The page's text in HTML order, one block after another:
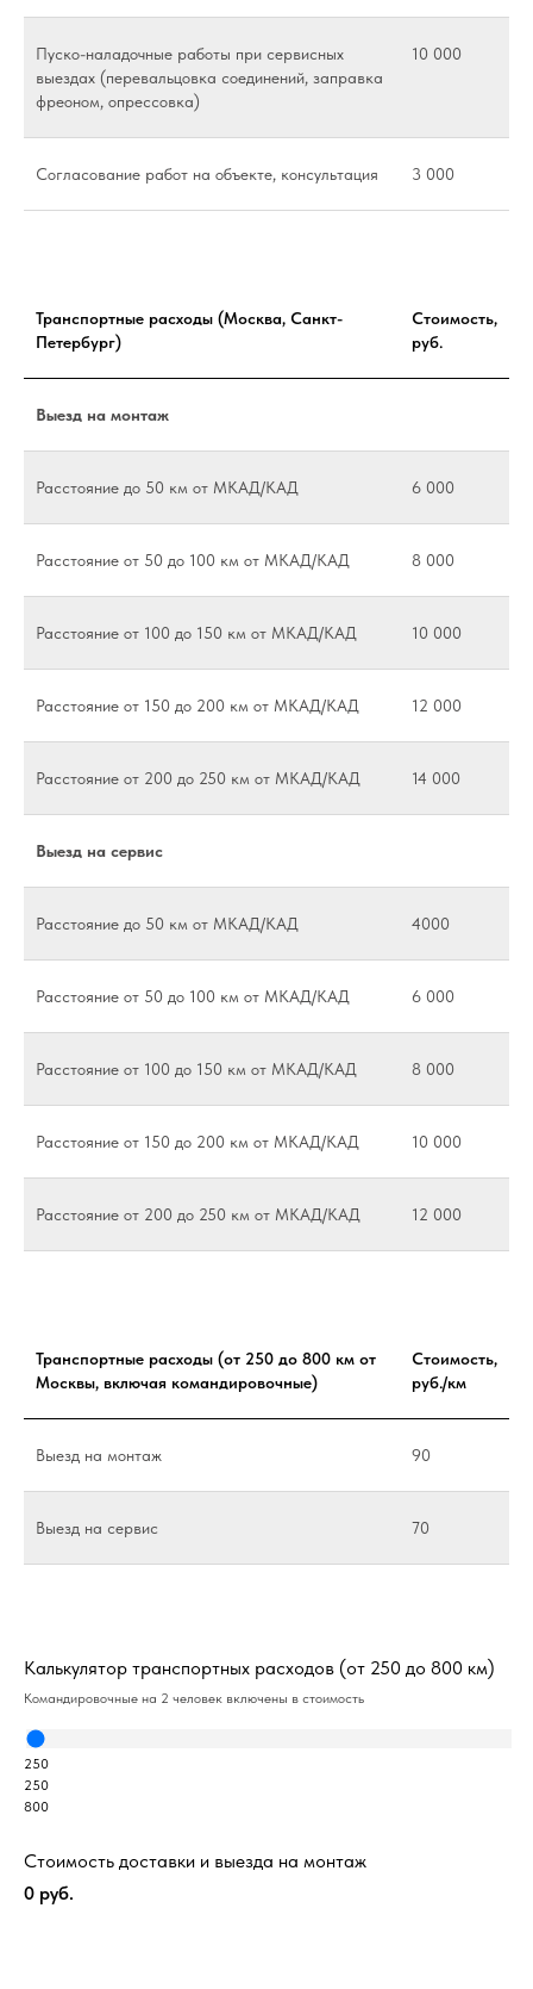
Пуско-наладочные работы при сервисных
выездах (перевальцовка соединений, заправка
фреоном, опрессовка)
10 000
Согласование работ на объекте, консультация 3 000
Транспортные расходы (Москва, Санкт-
Петербург)
Стоимость,
руб.
Выезд на монтаж
Расстояние до 50 км от МКАД/КАД 6 000
Расстояние от 50 до 100 км от МКАД/КАД 8 000
Расстояние от 100 до 150 км от МКАД/КАД 10 000
Расстояние от 150 до 200 км от МКАД/КАД 12 000
Расстояние от 200 до 250 км от МКАД/КАД 14 000
Выезд на сервис
Расстояние до 50 км от МКАД/КАД 4000
Расстояние от 50 до 100 км от МКАД/КАД 6 000
Расстояние от 100 до 150 км от МКАД/КАД 8 000
Расстояние от 150 до 200 км от МКАД/КАД 10 000
Расстояние от 200 до 250 км от МКАД/КАД 12 000
Транспортные расходы (от 250 до 800 км от
Москвы, включая командировочные)
Стоимость,
руб./км
Выезд на монтаж 90
Выезд на сервис 70
Калькулятор транспортных расходов (от 250 до 800 км)
Командировочные на 2 человек включены в стоимость
250
250
800
Стоимость доставки и выезда на монтаж
0 руб.